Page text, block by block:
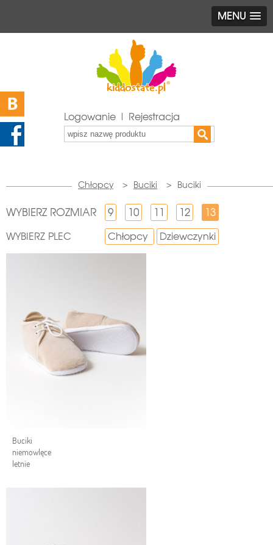
MENU
Logowanie | Rejestracja
Chłopcy > Buciki > Buciki
WYBIERZ ROZMIAR 9 10 11 12 13
WYBIERZ PLEC Chłopcy Dziewczynki
Buciki
niemowlęce
letnie